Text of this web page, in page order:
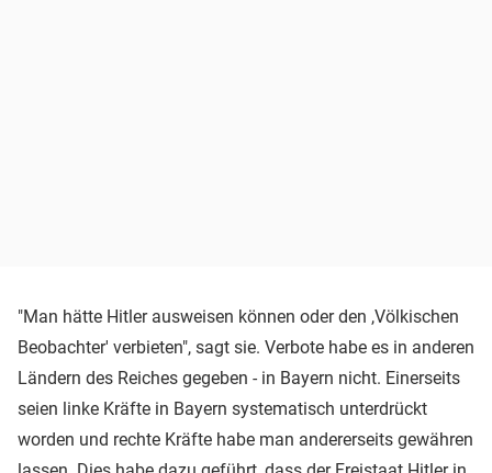
"Man hätte Hitler ausweisen können oder den ,Völkischen
Beobachter' verbieten", sagt sie. Verbote habe es in anderen
Ländern des Reiches gegeben - in Bayern nicht. Einerseits
seien linke Kräfte in Bayern systematisch unterdrückt
worden und rechte Kräfte habe man andererseits gewähren